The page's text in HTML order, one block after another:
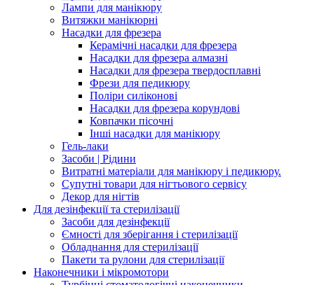
Лампи для манікюру
Витяжки манікюрні
Насадки для фрезера
Керамічні насадки для фрезера
Насадки для фрезера алмазні
Насадки для фрезера твердосплавні
Фрези для педикюру
Поліри силіконові
Насадки для фрезера корундові
Ковпачки пісочні
Інші насадки для манікюру
Гель-лаки
Засоби | Рідини
Витратні матеріали для манікюру і педикюру.
Супутні товари для нігтьового сервісу
Декор для нігтів
Для дезінфекції та стерилізації
Засоби для дезінфекції
Ємності для зберігання і стерилізації
Обладнання для стерилізації
Пакети та рулони для стерилізації
Наконечники і мікромотори